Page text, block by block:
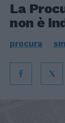
La
non è
procura